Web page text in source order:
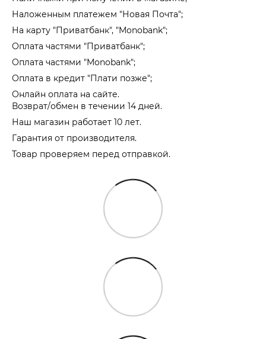
Наложенным платежем "Новая Почта";
На карту "Приватбанк", "Monobank";
Оплата частями "Приватбанк";
Оплата частями "Monobank";
Оплата в кредит "Плати позже";
Онлайн оплата на сайте.
Возврат/обмен в течении 14 дней.
Наш магазин работает 10 лет.
Гарантия от производителя.
Товар проверяем перед отправкой.